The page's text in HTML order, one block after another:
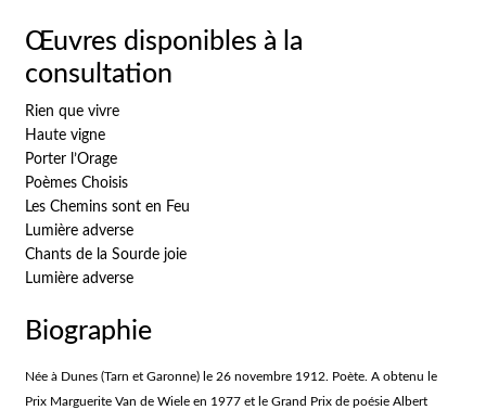
Œuvres disponibles à la
consultation
Rien que vivre
Haute vigne
Porter l’Orage
Poèmes Choisis
Les Chemins sont en Feu
Lumière adverse
Chants de la Sourde joie
Lumière adverse
Biographie
Née à Dunes (Tarn et Garonne) le 26 novembre 1912. Poète. A obtenu le
Prix Marguerite Van de Wiele en 1977 et le Grand Prix de poésie Albert